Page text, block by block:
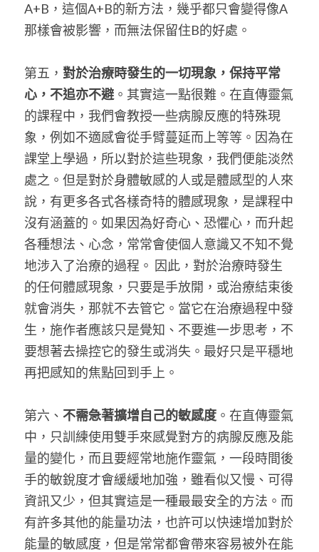
A+B，這個A+B的新方法，幾乎都只會變得像A
那樣會被影響，而無法保留住B的好處。
第五， 對於治療時發生的一切現象，保持平常
心，不追亦不避 。其實這一點很難。在直傳靈氣
的課程中，我們會教授一些病腺反應的特殊現
象，例如不適感會從手臂蔓延而上等等。因為在
課堂上學過，所以對於這些現象，我們便能淡然
處之。但是對於身體敏感的人或是體感型的人來
說，有更多各式各樣奇特的體感現象，是課程中
沒有涵蓋的。如果因為好奇心、恐懼心，而升起
各種想法、心念，常常會使個人意識又不知不覺
地涉入了治療的過程。 因此，對於治療時發生
的任何體感現象，只要是手放開，或治療結束後
就會消失，那就不去管它。當它在治療過程中發
生，施作者應該只是覺知、不要進一步思考，不
要想著去操控它的發生或消失。最好只是平穩地
再把感知的焦點回到手上。
第六、 不需急著擴增自己的敏感度 。在直傳靈氣
中，只訓練使用雙手來感覺對方的病腺反應及能
量的變化，而且要經常地施作靈氣，一段時間後
手的敏銳度才會緩緩地加強，雖看似又慢、可得
資訊又少，但其實這是一種最最安全的方法。而
有許多其他的能量功法，也許可以快速增加對於
能量的敏感度，但是常常都會帶來容易被外在能